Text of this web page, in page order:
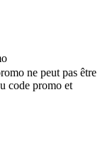
ne peut pas être
code promo et